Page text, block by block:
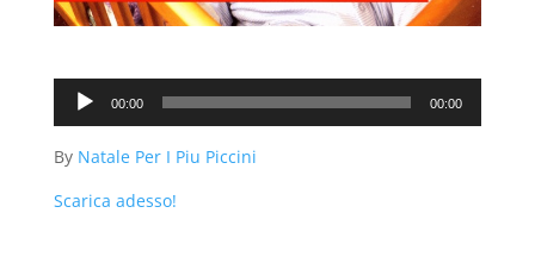
Audio
Player
00:00 00:00
By Natale Per I Piu Piccini
Scarica adesso!